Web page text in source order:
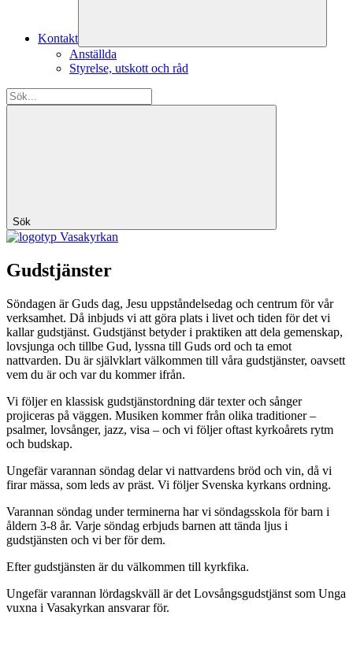
Kontakt
Anställda
Styrelse, utskott och råd
Sök
Vasakyrkan
Gudstjänster
Söndagen är Guds dag, Jesu uppståndelsedag och centrum för vår
verksamhet. Då inbjuds vi att göra plats i livet och tiden för det vi
kallar gudstjänst. Gudstjänst betyder i praktiken att dela gemenskap,
lovsjunga och tillbe Gud, lyssna till Guds ord och ta emot
nattvarden. Du är självklart välkommen till våra gudstjänster, oavsett
vem du är och var du kommer ifrån.
Vi följer en klassisk gudstjänstordning där texter och sånger
projiceras på väggen. Musiken kommer från olika traditioner –
psalmer, lovsånger, jazz, visa – och vi följer oftast kyrkoårets rytm
och budskap.
Ungefär varannan söndag delar vi nattvardens bröd och vin, då vi
firar mässa, som leds av präst. Vi följer Svenska kyrkans ordning.
Varannan söndag under terminerna har vi söndagsskola för barn i
åldern 3-8 år. Varje söndag erbjuds barnen att tända ljus i
gudstjänsten och vi ber för dem.
Efter gudstjänsten är du välkommen till kyrkfika.
Ungefär varannan lördagskväll är det Lovsångsgudstjänst som Unga
vuxna i Vasakyrkan ansvarar för.